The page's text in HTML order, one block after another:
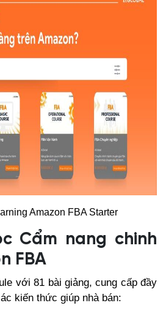
Amazon FBA Starter
Cẩm nang chinh
FBA
với 81 bài giảng, cung cấp đầy
kiến thức giúp nhà bán: